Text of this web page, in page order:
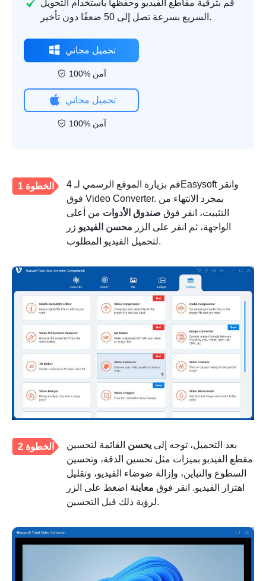
قم بترقية مقاطع الفيديو وحفظها باستخدام التحويل
السريع بسرعة تصل إلى 50 ضعفًا دون تأخير.
تحميل مجاني
100% آمن
تحميل مجاني
100% آمن
الخطوة 1
قم بزيارة الموقع الرسمي لـ 4Easysoft وانقر
فوق Video Converter. بمجرد الانتهاء من
التثبيت، انقر فوق صندوق الأدوات من أعلى
الواجهة، ثم انقر على الزر محسن الفيديو زر
لتحميل الفيديو المطلوب.
الخطوة 2 بعد التحميل، توجه إلى يحسن القائمة لتحسين
مقطع الفيديو بميزات مثل تحسين الدقة، وتحسين
السطوع والتباين، وإزالة ضوضاء الفيديو، وتقليل
اهتزاز الفيديو. انقر فوق معاينة اضغط على الزر
لرؤية ذلك قبل التحسين.